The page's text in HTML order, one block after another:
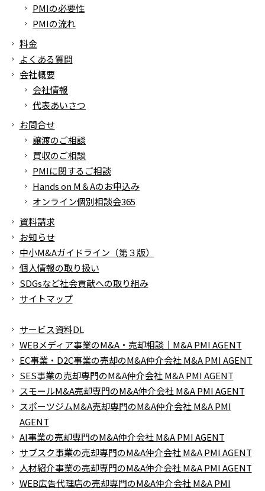
PMIの必要性
PMIの流れ
料金
よくある質問
会社概要
会社情報
代表あいさつ
お問合せ
譲渡のご相談
買収のご相談
PMIに関するご相談
Hands on M＆Aのお申込み
オンライン個別相談会365
資料請求
お知らせ
中小M&Aガイドライン（第３版）
個人情報の取り扱い
SDGsなど社会貢献への取り組み
サイトマップ
サービス資料DL
WEBメディア事業のM&A・売却相談｜M&A PMI AGENT
EC事業・D2C事業の売却のM&A仲介会社 M&A PMI AGENT
SES事業の売却専門のM&A仲介会社 M&A PMI AGENT
スモールM&A売却専門のM&A仲介会社 M&A PMI AGENT
スポーツジムM&A売却専門のM&A仲介会社 M&A PMI
AGENT
AI事業の売却専門のM&A仲介会社 M&A PMI AGENT
サブスク事業の売却専門のM&A仲介会社 M&A PMI AGENT
人材紹介事業の売却専門のM&A仲介会社 M&A PMI AGENT
WEB広告代理店の売却専門のM&A仲介会社 M&A PMI